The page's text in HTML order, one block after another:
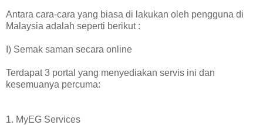
Antara cara-cara yang biasa di lakukan oleh pengguna di
Malaysia adalah seperti berikut :
I) Semak saman secara online
Terdapat 3 portal yang menyediakan servis ini dan
kesemuanya percuma:
1. MyEG Services